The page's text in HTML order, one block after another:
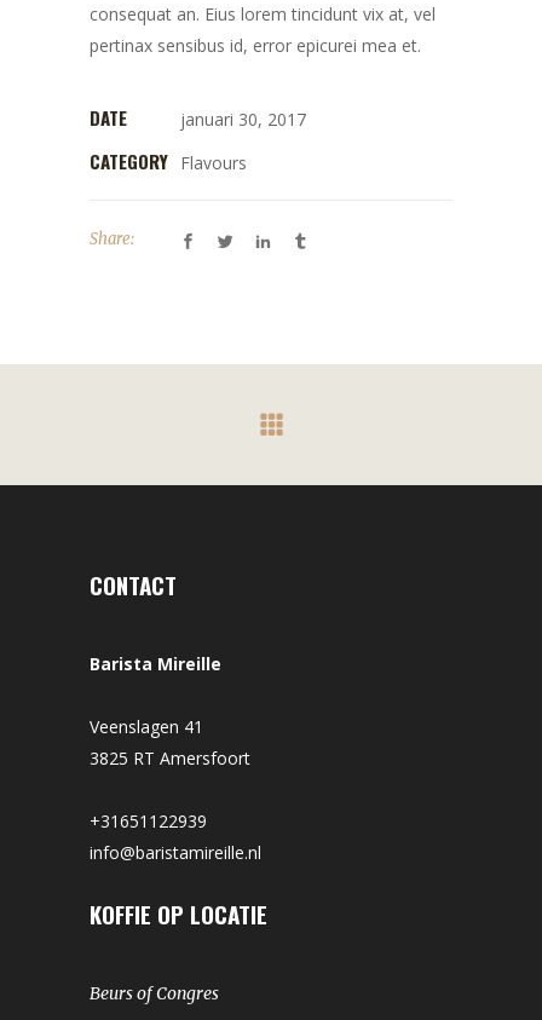
consequat an. Eius lorem tincidunt vix at, vel
pertinax sensibus id, error epicurei mea et.
DATE januari 30, 2017
CATEGORY Flavours
Share:
CONTACT
Barista Mireille
Veenslagen 41
3825 RT Amersfoort
+31651122939
info@baristamireille.nl
KOFFIE OP LOCATIE
Beurs of Congres